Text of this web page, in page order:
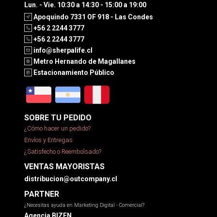
Lun. - Vie. 10:30 a 14:30 - 15:00 a 19:00
Apoquindo 7331 OF 918 - Las Condes
+56 2 2244 3777
+56 2 2244 3777
info@sherpalife.cl
Metro Hernando de Magallanes
Estacionamiento Público
SOBRE TU PEDIDO
¿Cómo hacer un pedido?
Envíos y Entregas
¿Satisfecho o Reembolsado?
VENTAS MAYORISTAS
distribucion@outcompany.cl
PARTNER
¿Necesitas ayuda en Marketing Digital - Comercial?